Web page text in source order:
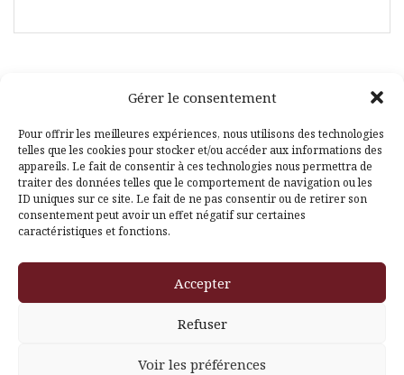
Gérer le consentement
Pour offrir les meilleures expériences, nous utilisons des technologies
telles que les cookies pour stocker et/ou accéder aux informations des
appareils. Le fait de consentir à ces technologies nous permettra de
traiter des données telles que le comportement de navigation ou les
ID uniques sur ce site. Le fait de ne pas consentir ou de retirer son
consentement peut avoir un effet négatif sur certaines
caractéristiques et fonctions.
Accepter
Refuser
Voir les préférences
Facebook
Pinterest
Themeisle